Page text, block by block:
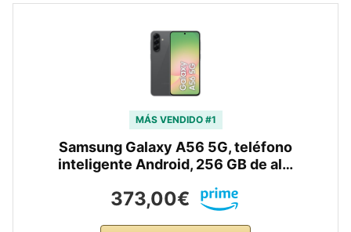
MÁS VENDIDO #1
Samsung Galaxy A56 5G, teléfono
inteligente Android, 256 GB de al…
373,00€